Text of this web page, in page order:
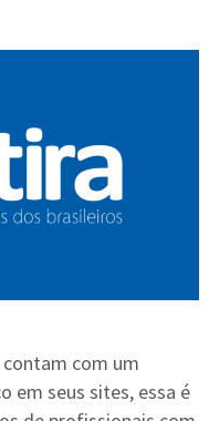
com um
em seus sites, essa é